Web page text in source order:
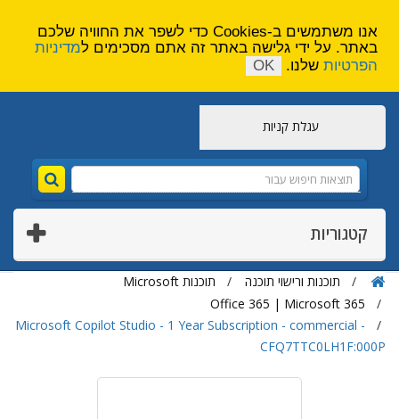
עגלת קניות
קטגוריות
תוכנות ורישוי תוכנה
תוכנות Microsoft
Office 365 | Microsoft 365
Microsoft Copilot Studio - 1 Year Subscription - commercial -
CFQ7TTC0LH1F:000P
אנו משתמשים ב-Cookies כדי לשפר את החוויה שלכם
באתר. על ידי גלישה באתר זה אתם מסכימים למדיניות
הפרטיות שלנו. OK